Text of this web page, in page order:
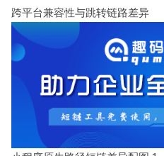
跨平台兼容性与跳转链路差异